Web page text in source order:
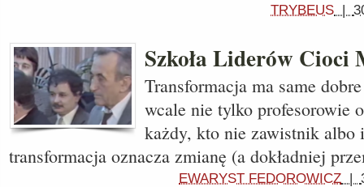
TRYBEUS |
Szkoła Liderów Cioci
Transformacja ma same
wcale nie tylko profesorowie
każdy, kto nie zawistnik albo
transformacja oznacza zmianę (a dokładniej
EWARYST FEDOROWICZ |